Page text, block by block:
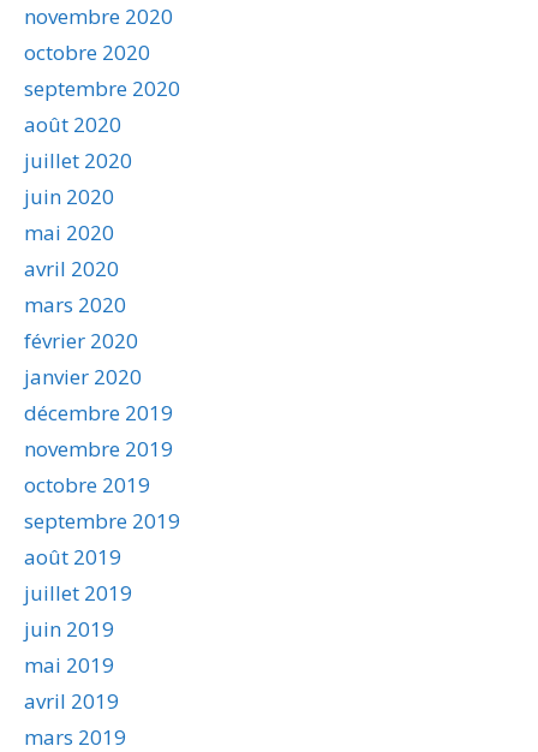
novembre 2020
octobre 2020
septembre 2020
août 2020
juillet 2020
juin 2020
mai 2020
avril 2020
mars 2020
février 2020
janvier 2020
décembre 2019
novembre 2019
octobre 2019
septembre 2019
août 2019
juillet 2019
juin 2019
mai 2019
avril 2019
mars 2019